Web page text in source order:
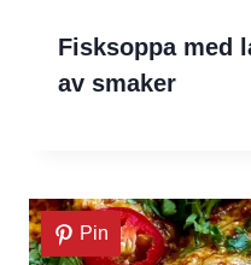
Fisksoppa med
av smaker
Pin